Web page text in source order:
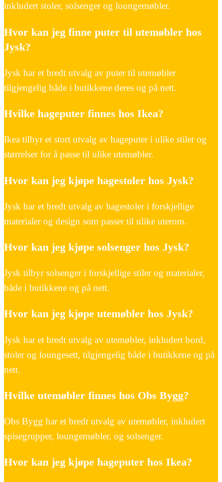
inkludert stoler, solsenger og loungemøbler.
Hvor kan jeg finne puter til utemøbler hos
Jysk?
Jysk har et bredt utvalg av puter til utemøbler
tilgjengelig både i butikkene deres og på nett.
Hvilke hageputer finnes hos Ikea?
Ikea tilbyr et stort utvalg av hageputer i ulike stiler og
størrelser for å passe til ulike utemøbler.
Hvor kan jeg kjøpe hagestoler hos Jysk?
Jysk har et bredt utvalg av hagestoler i forskjellige
materialer og design som passer til ulike uterom.
Hvor kan jeg kjøpe solsenger hos Jysk?
Jysk tilbyr solsenger i forskjellige stiler og materialer,
både i butikkene og på nett.
Hvor kan jeg kjøpe utemøbler hos Jysk?
Jysk har et bredt utvalg av utemøbler, inkludert bord,
stoler og loungesett, tilgjengelig både i butikkene og på
nett.
Hvilke utemøbler finnes hos Obs Bygg?
Obs Bygg har et bredt utvalg av utemøbler, inkludert
spisegrupper, loungemøbler, og solsenger.
Hvor kan jeg kjøpe hageputer hos Ikea?